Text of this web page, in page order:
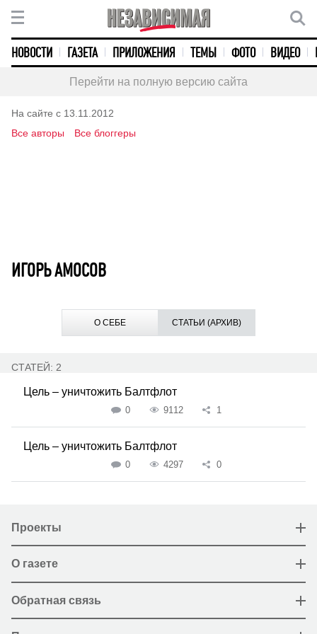
НОВОСТИ ГАЗЕТА ПРИЛОЖЕНИЯ ТЕМЫ ФОТО ВИДЕО
Перейти на полную версию сайта
На сайте с 13.11.2012
Все авторы
Все блоггеры
ИГОРЬ АМОСОВ
О СЕБЕ СТАТЬИ (АРХИВ)
СТАТЕЙ: 2
Цель – уничтожить Балтфлот
0 9112 1
Цель – уничтожить Балтфлот
0 4297 0
Проекты
О газете
Обратная связь